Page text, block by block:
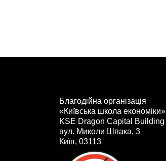
Благодійна організація
«Київська школа економіки»
KSE Dragon Capital Building
вул. Миколи Шпака, 3
Київ, 03113